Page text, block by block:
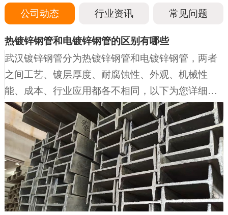
公司动态 行业资讯 常见问题
热镀锌钢管和电镀锌钢管的区别有哪些
武汉镀锌钢管分为热镀锌钢管和电镀锌钢管，两者
之间工艺、镀层厚度、耐腐蚀性、外观、机械性
能、成本、行业应用都各不相同，以下为您详细说
明一、工艺方面1、热镀锌钢管：先将钢管进行酸洗
以去除表面的氧化铁，然后通过氯化铵或氯化锌水
溶液等进行清洗，再送入温度约 450℃的热浸镀槽
中，使钢管基体与熔融的镀液发生复杂的物理、化
学反应，形成锌 - 铁合金层。2、电镀锌钢管：利用
电解设备，将经过除油、酸洗后的钢管放入成分为
锌盐的溶液中并连接电解设备的负极，在对面放置